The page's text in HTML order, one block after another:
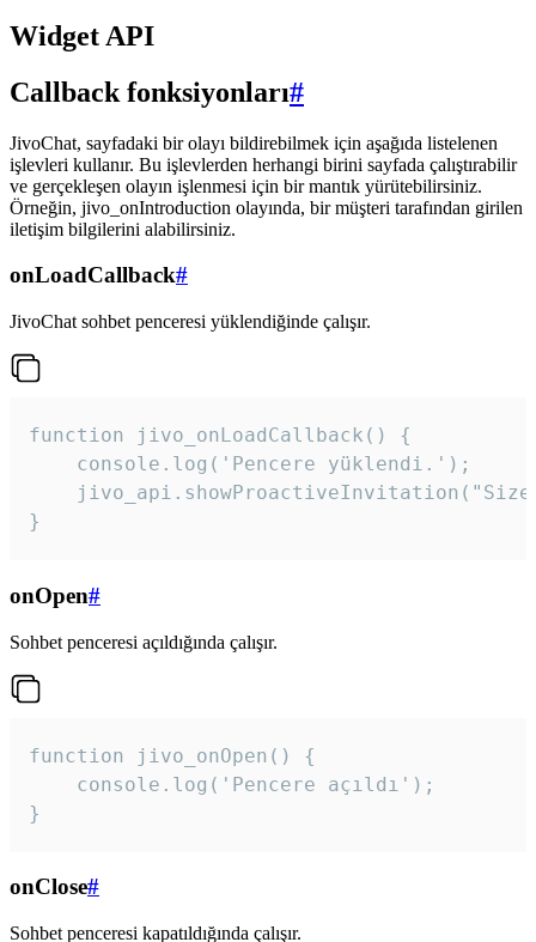
Widget API
Callback fonksiyonları#
JivoChat, sayfadaki bir olayı bildirebilmek için aşağıda listelenen
işlevleri kullanır. Bu işlevlerden herhangi birini sayfada çalıştırabilir
ve gerçekleşen olayın işlenmesi için bir mantık yürütebilirsiniz.
Örneğin, jivo_onIntroduction olayında, bir müşteri tarafından girilen
iletişim bilgilerini alabilirsiniz.
onLoadCallback#
JivoChat sohbet penceresi yüklendiğinde çalışır.
function jivo_onLoadCallback() {
    console.log('Pencere yüklendi.');
}
onOpen#
Sohbet penceresi açıldığında çalışır.
function jivo_onOpen() {
    console.log('Pencere açıldı');
}
onClose#
Sohbet penceresi kapatıldığında çalışır.